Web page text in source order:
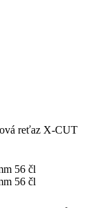
reťaz X-CUT